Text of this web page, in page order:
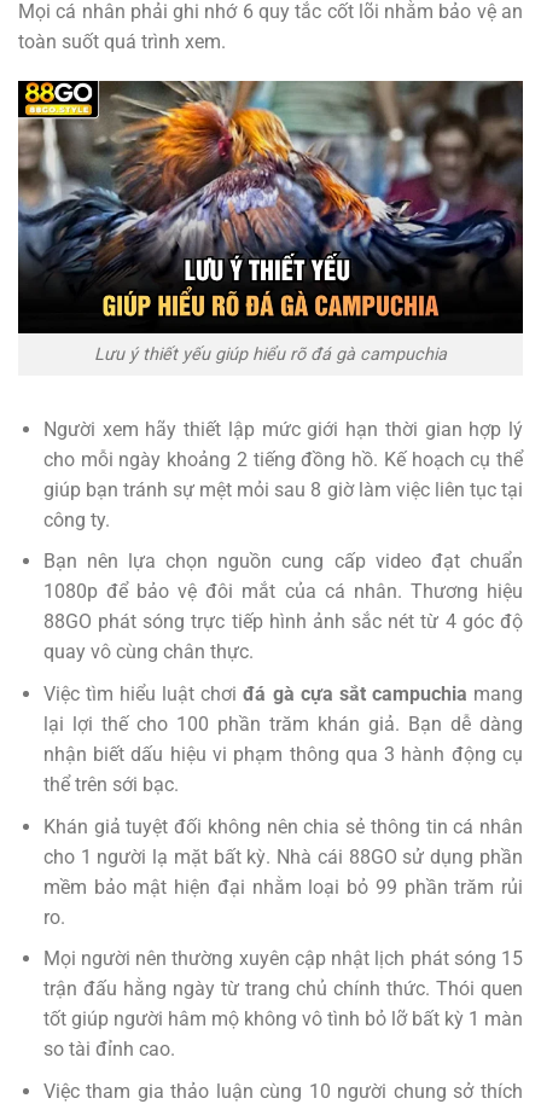
Mọi cá nhân phải ghi nhớ 6 quy tắc cốt lõi nhằm bảo vệ an
toàn suốt quá trình xem.
Lưu ý thiết yếu giúp hiểu rõ đá gà campuchia
Người xem hãy thiết lập mức giới hạn thời gian hợp lý
cho mỗi ngày khoảng 2 tiếng đồng hồ. Kế hoạch cụ thể
giúp bạn tránh sự mệt mỏi sau 8 giờ làm việc liên tục tại
công ty.
Bạn nên lựa chọn nguồn cung cấp video đạt chuẩn
1080p để bảo vệ đôi mắt của cá nhân. Thương hiệu
88GO phát sóng trực tiếp hình ảnh sắc nét từ 4 góc độ
quay vô cùng chân thực.
Việc tìm hiểu luật chơiđá gà cựa sắt campuchia mang
lại lợi thế cho 100 phần trăm khán giả. Bạn dễ dàng
nhận biết dấu hiệu vi phạm thông qua 3 hành động cụ
thể trên sới bạc.
Khán giả tuyệt đối không nên chia sẻ thông tin cá nhân
cho 1 người lạ mặt bất kỳ. Nhà cái 88GO sử dụng phần
mềm bảo mật hiện đại nhằm loại bỏ 99 phần trăm rủi
ro.
Mọi người nên thường xuyên cập nhật lịch phát sóng 15
trận đấu hằng ngày từ trang chủ chính thức. Thói quen
tốt giúp người hâm mộ không vô tình bỏ lỡ bất kỳ 1 màn
so tài đỉnh cao.
Việc tham gia thảo luận cùng 10 người chung sở thích